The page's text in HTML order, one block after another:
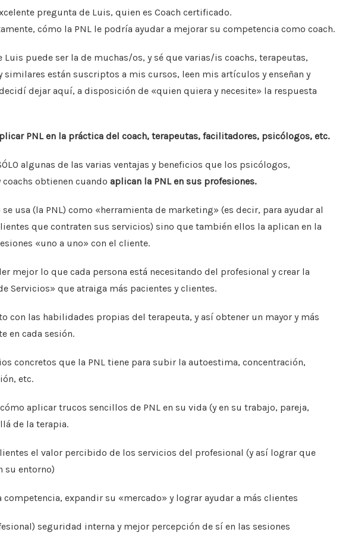
e
st
e
dI
a
m
p
ar
r
pregunta de Luis, quien es Coach certificado.
cómo la PNL le podría ayudar a mejorar su competencia como coach.
Luis puede ser la de muchas/os, y sé que varias/is coachs, terapeutas,
están suscriptos a mis cursos, leen mis artículos y enseñan y
dejar aquí, a disposición de «quien quiera y necesite» la respuesta
PNL en la práctica del coach, terapeutas, facilitadores, psicólogos, etc.
algunas de las varias ventajas y beneficios que los psicólogos,
obtienen cuando aplican la PNL en sus profesiones.
usa (la PNL) como «herramienta de marketing» (es decir, para ayudar al
que contraten sus servicios) sino que también ellos la aplican en la
«uno a uno» con el cliente.
mejor lo que cada persona está necesitando del profesional y crear la
Servicios» que atraiga más pacientes y clientes.
con las habilidades propias del terapeuta, y así obtener un mayor y más
en cada sesión.
concretos que la PNL tiene para subir la autoestima, concentración,
etc.
aplicar trucos sencillos de PNL en su vida (y en su trabajo, pareja,
de la terapia.
el valor percibido de los servicios del profesional (y así lograr que
su entorno)
competencia, expandir su «mercado» y lograr ayudar a más clientes
seguridad interna y mejor percepción de sí en las sesiones